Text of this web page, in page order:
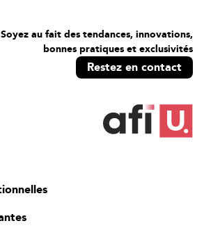
Soyez au fait des tendances, innovations,
bonnes pratiques et exclusivités
Restez en contact